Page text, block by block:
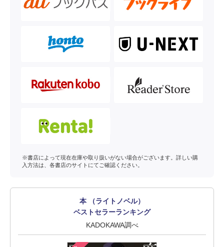
※書店によって現在在庫や取り扱いがない場合がございます。詳しい購
入方法は、各書店のサイトにてご確認ください。
本 （ライトノベル）
ベストセラーランキング
KADOKAWA調べ